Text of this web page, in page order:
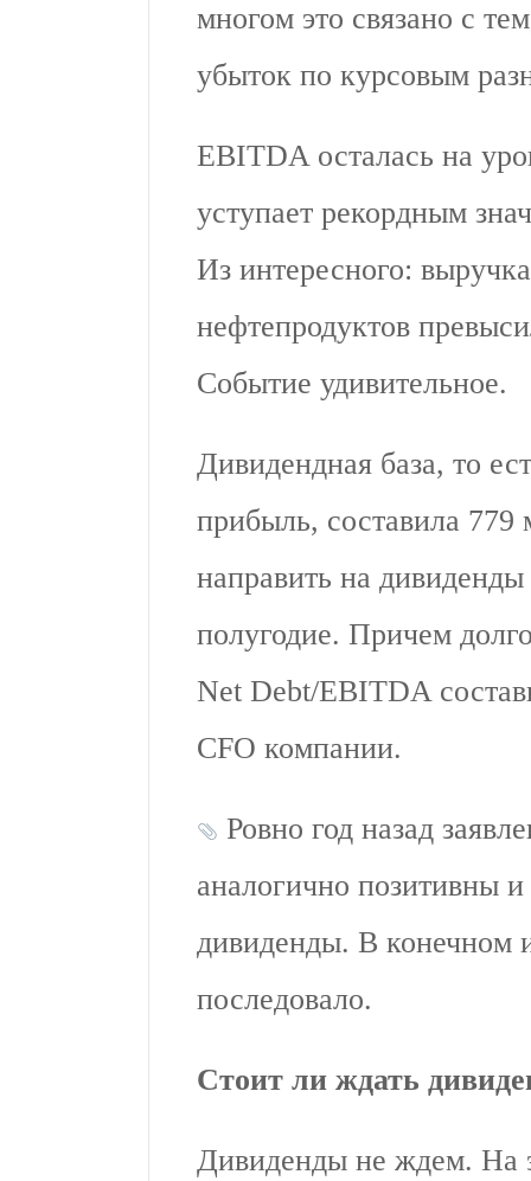
многом это связано с
убыток по курсовым
EBITDA осталась на
уступает рекордным
Из интересного:
нефтепродуктов
Событие удивительное.
Дивидендная база, то
прибыль, составила
направить на дивиденды
полугодие. Причем
Net Debt/EBITDA
CFO компании.
Ровно год назад
аналогично позитивны
дивиденды. В конечном
последовало.
Стоит ли ждать
Дивиденды не ждем. На